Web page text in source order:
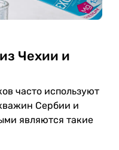
Чехии и
часто используют
Сербии и
являются такие